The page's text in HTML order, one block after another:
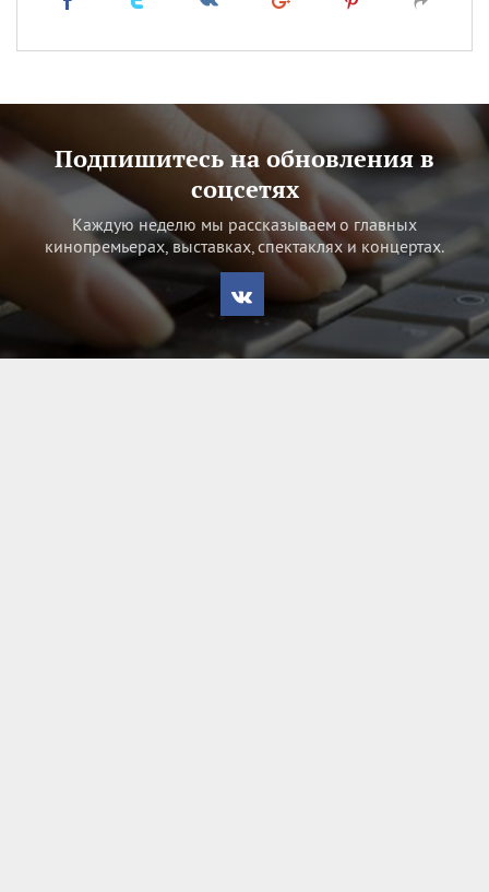
Подпишитесь на обновления в
соцсетях
Каждую неделю мы рассказываем о главных
кинопремьерах, выставках, спектаклях и концертах.